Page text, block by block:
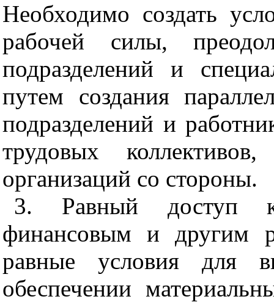
Необходимо создать
рабочей силы,
подразделений и
путем создания
подразделений и работни
трудовых коллективов,
организаций со стороны.
3. Равный доступ к
финансовым и другим
равные условия для
обеспечении